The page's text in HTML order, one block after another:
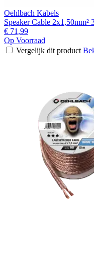
Oehlbach Kabels
Speaker Cable 2x1,50mm²
€ 71,99
Op Voorraad
Vergelijk dit product